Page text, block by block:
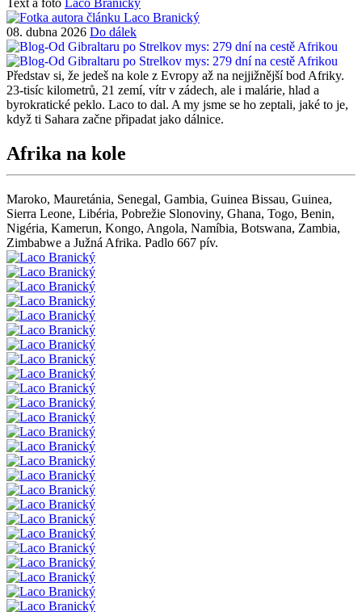
08. dubna 2026 Do dálek
Představ si, že jedeš na kole z Evropy až na nejjižnější bod Afriky.
23-tisíc kilometrů, 21 zemí, vítr v zádech, ale i malárie, hlad a
byrokratické peklo. Laco to dal. A my jsme se ho zeptali, jaké to je,
když ti Sahara začne připadat jako dálnice.
Afrika na kole
Maroko, Mauretánia, Senegal, Gambia, Guinea Bissau, Guinea,
Sierra Leone, Libéria, Pobrežie Slonoviny, Ghana, Togo, Benin,
Nigéria, Kamerun, Kongo, Angola, Namíbia, Botswana, Zambia,
Zimbabwe a Južná Afrika. Padlo 667 pív.